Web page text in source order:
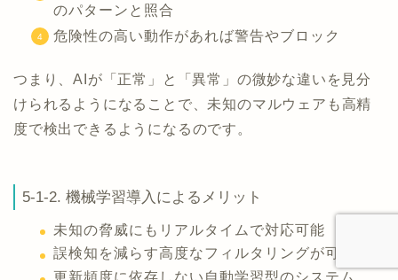
のパターンと照合
危険性の高い動作があれば警告やブロック
つまり、AIが「正常」と「異常」の微妙な違いを見分
けられるようになることで、未知のマルウェアも高精
度で検出できるようになるのです。
5-1-2. 機械学習導入によるメリット
未知の脅威にもリアルタイムで対応可能
誤検知を減らす高度なフィルタリングが可能
更新頻度に依存しない自動学習型のシステム